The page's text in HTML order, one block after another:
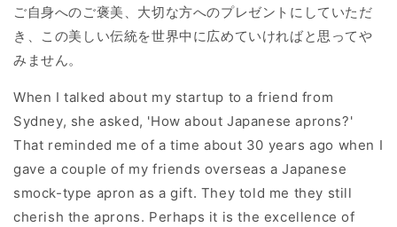
ご自身へのご褒美、大切な方へのプレゼントにしていただ
き、この美しい伝統を世界中に広めていければと思ってや
みません。
When I talked about my startup to a friend from
Sydney, she asked, 'How about Japanese aprons?'
That reminded me of a time about 30 years ago when I
gave a couple of my friends overseas a Japanese
smock-type apron as a gift. They told me they still
cherish the aprons. Perhaps it is the excellence of